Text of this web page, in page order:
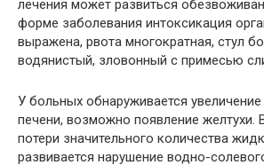
лечения может развиться
форме заболевания интоксикация
выражена, рвота многократная, стул
водянистый, зловонный с примесью
У больных обнаруживается увеличение
печени, возможно появление желтухи.
потери значительного количества
развивается нарушение водно-